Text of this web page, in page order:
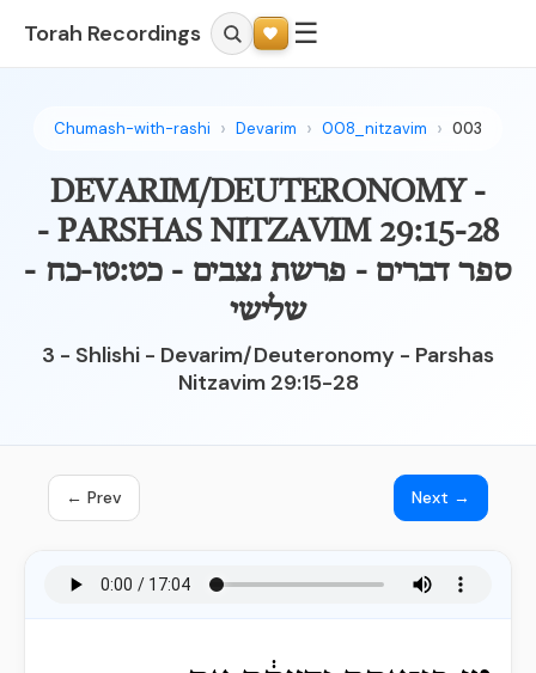
Torah Recordings ☰
Chumash-with-rashi Devarim 008_nitzavim 003
DEVARIM/DEUTERONOMY -
PARSHAS NITZAVIM 29:15-28 -
ספר דברים - פרשת נצבים - כט:טו-כח -
שלישי
3 - Shlishi - Devarim/Deuteronomy - Parshas
Nitzavim 29:15-28
← Prev Next →